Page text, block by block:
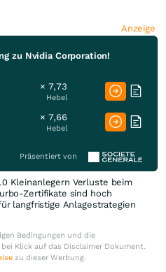
Anzeige
zu Nvidia Corporation!
× 7,73
Hebel
× 7,66
Hebel
Präsentiert von
Kleinanlegern Verluste beim
Zertifikate sind hoch
langfristige Anlagestrategien
Bedingungen und die
Klick auf das Disclaimer Dokument.
zu dieser Werbung.